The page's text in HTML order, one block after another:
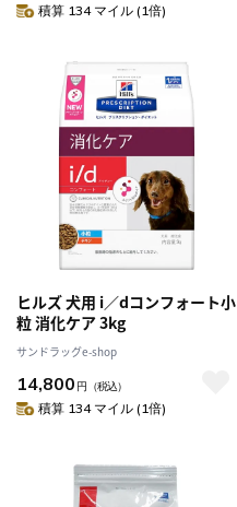
積算 134 マイル (1倍)
ヒルズ 犬用 i／dコンフォート小
粒 消化ケア 3kg
サンドラッグe-shop
14,800 円 （税込）
積算 134 マイル (1倍)